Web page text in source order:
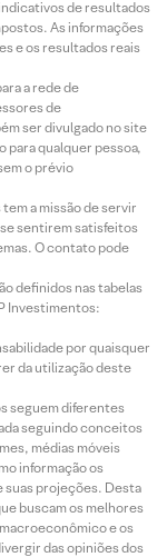
de resultados
As informações
e os resultados reais
a rede de
de
ser divulgado no site
para qualquer pessoa,
o prévio
a missão de servir
sentirem satisfeitos
O contato pode
definidos nas tabelas
Investimentos:
por quaisquer
da utilização deste
seguem diferentes
seguindo conceitos
médias móveis
informação os
suas projeções. Desta
buscam os melhores
e os
das opiniões dos